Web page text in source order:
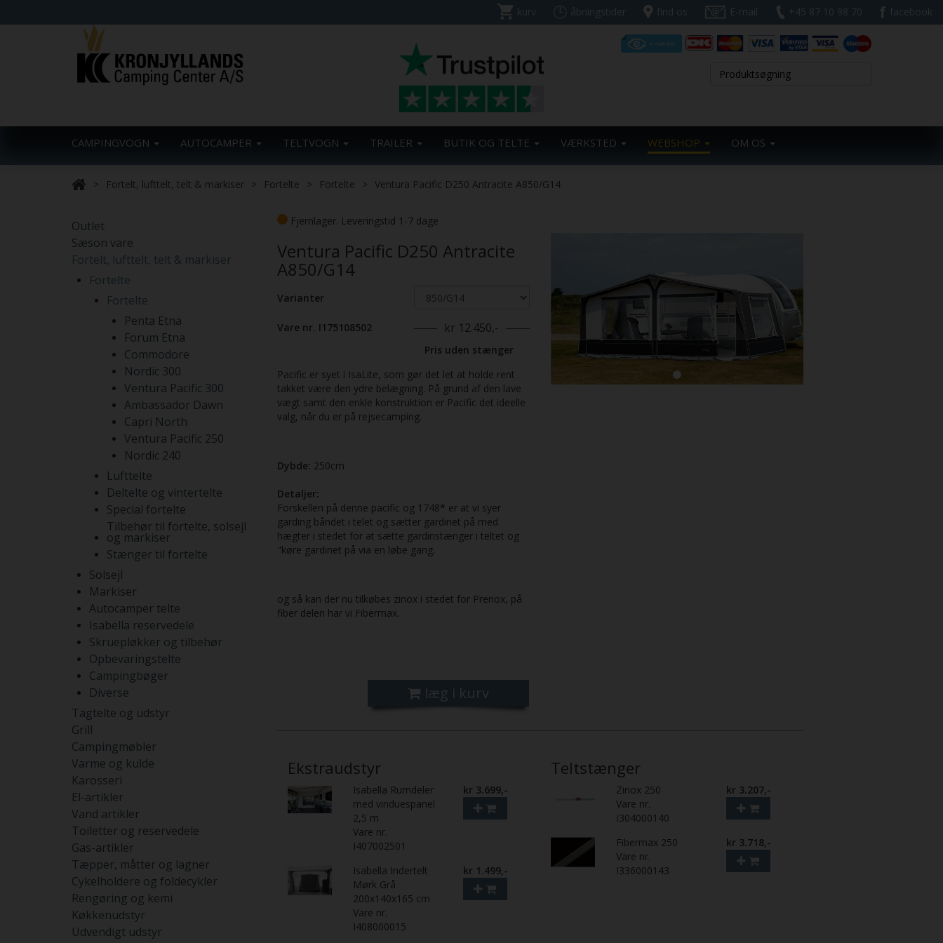
kurv åbningstider find os E-mail +45 87 10 98 70 facebook
CAMPINGVOGN AUTOCAMPER TELTVOGN TRAILER BUTIK OG TELTE VÆRKSTED WEBSHOP OM OS
Fortelt, lufttelt, telt & markiser Fortelte Fortelte Ventura Pacific D250 Antracite A850/G14
Outlet
Sæson vare
Fortelt, lufttelt, telt & markiser
Fortelte
Fortelte
Penta Etna
Forum Etna
Commodore
Nordic 300
Ventura Pacific 300
Ambassador Dawn
Capri North
Ventura Pacific 250
Nordic 240
Lufttelte
Deltelte og vintertelte
Special fortelte
Tilbehør til fortelte, solsejl
og markiser
Stænger til fortelte
Solsejl
Markiser
Autocamper telte
Isabella reservedele
Skruepløkker og tilbehør
Opbevaringstelte
Campingbøger
Diverse
Tagtelte og udstyr
Grill
Campingmøbler
Varme og kulde
Karosseri
El-artikler
Vand artikler
Toiletter og reservedele
Gas-artikler
Tæpper, måtter og lagner
Cykelholdere og foldecykler
Rengøring og kemi
Køkkenudstyr
Udvendigt udstyr
Fjernlager. Leveringstid 1-7 dage
Ventura Pacific D250 Antracite
A850/G14
Varianter
Vare nr. I175108502 kr 12.450,-
Pris uden stænger
Pacific er syet i IsaLite, som gør det let at holde rent
takket være den ydre belægning. På grund af den lave
vægt samt den enkle konstruktion er Pacific det ideelle
valg, når du er på rejsecamping.
Dybde: 250cm
Detaljer:
Forskellen på denne pacific og 1748* er at vi syer
garding båndet i telet og sætter gardinet på med
hægter i stedet for at sætte gardinstænger i teltet og
"køre gardinet på via en løbe gang.
og så kan der nu tilkøbes zinox i stedet for Prenox, på
fiber delen har vi Fibermax.
læg i kurv
Ekstraudstyr
Isabella Rumdeler
med vinduespanel
2,5 m
Vare nr.
I407002501
kr 3.699,-
Isabella Indertelt
Mørk Grå
200x140x165 cm
Vare nr.
I408000015
kr 1.499,-
Teltstænger
Zinox 250
Vare nr.
I304000140
kr 3.207,-
Fibermax 250
Vare nr.
I336000143
kr 3.718,-